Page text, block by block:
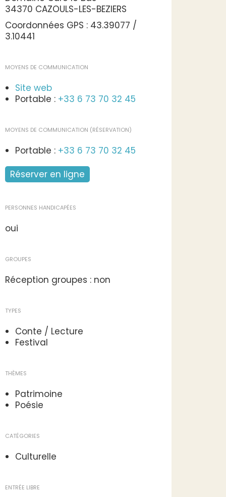
34370 CAZOULS-LES-BEZIERS
Coordonnées GPS : 43.39077 /
3.10441
MOYENS DE COMMUNICATION
Site web
Portable : +33 6 73 70 32 45
MOYENS DE COMMUNICATION (RÉSERVATION)
Portable : +33 6 73 70 32 45
Réserver en ligne
PERSONNES HANDICAPÉES
oui
GROUPES
Réception groupes : non
TYPES
Conte / Lecture
Festival
THÈMES
Patrimoine
Poésie
CATÉGORIES
Culturelle
ENTRÉE LIBRE